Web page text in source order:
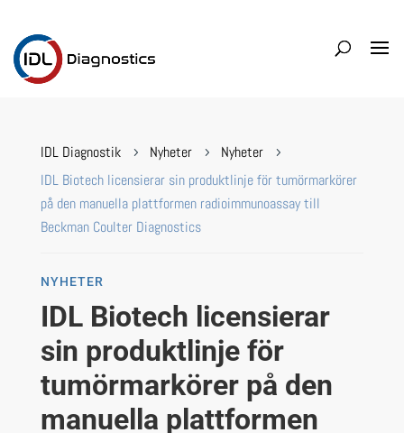
IDL Diagnostik 5 Nyheter 5 Nyheter 5
IDL Biotech licensierar sin produktlinje för tumörmarkörer
på den manuella plattformen radioimmunoassay till
Beckman Coulter Diagnostics
NYHETER
IDL Biotech licensierar
sin produktlinje för
tumörmarkörer på den
manuella plattformen